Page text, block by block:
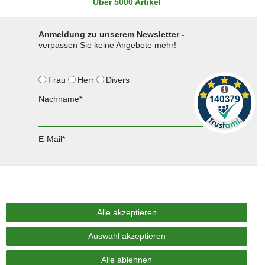
Anmeldung zu unserem Newsletter -
verpassen Sie keine Angebote mehr!
Frau Herr
Divers
Nachname*
E-Mail*
Sie können den Newsletter jederzeit kostenlos abbestellen.
Alle akzeptieren
Auswahl akzeptieren
Alle ablehnen